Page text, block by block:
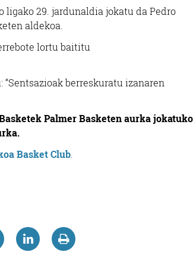
ligako 29. jardunaldia jokatu da Pedro
aldekoa.
lortu baititu
“Sentsazioak berreskuratu izanaren
Palmer Basketen aurka jokatuko
Basket Club